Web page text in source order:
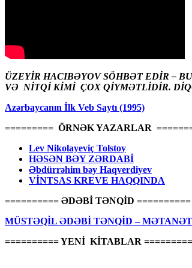
ÜZEYİR HACIBƏYOV SÖHBƏT EDİR –
VƏ NİTQİ KİMİ ÇOX QİYMƏTLİDİR.
Azərbaycanın İlk Veb Saytı (1995)
========= ÖRNƏK YAZARLAR
Lev Nikolayeviç Tolstoy
HƏSƏN BƏY ZƏRDABİ
Əbdürrəhim bəy Haqverdiyev
VİNTSAS KREVE HAQQINDA
========== ƏDƏBİ TƏNQİD ==========
MÜSTƏQİL ƏDƏBİ TƏNQİD –
========== YENİ KİTABLAR